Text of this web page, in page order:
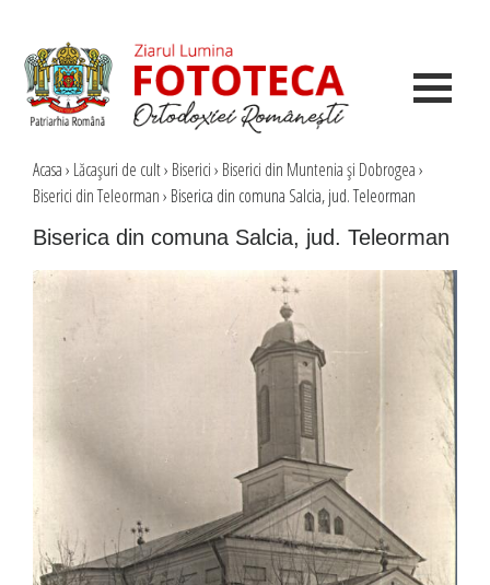
Acasa› Lăcaşuri de cult› Biserici› Biserici din Muntenia şi Dobrogea›
Biserici din Teleorman› Biserica din comuna Salcia, jud. Teleorman
Biserica din comuna Salcia, jud. Teleorman